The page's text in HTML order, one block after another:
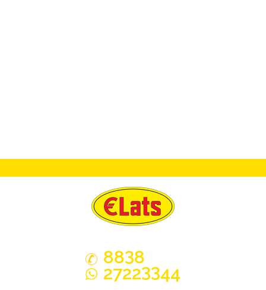
8838
27223344